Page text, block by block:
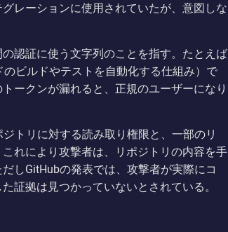
レーションに使用されていたが、意図しな
認証に使う文字列のことを指す。たとえば
ビルドやテストを自動化する仕組み）で
ークンが漏れると、正規のユーザーになり
トリに対する読み取り権限と、一部のリ
れにより攻撃者は、リポジトリの内容を手
しGitHubの発表では、攻撃者が実際にコ
証拠は見つかっていないとされている。